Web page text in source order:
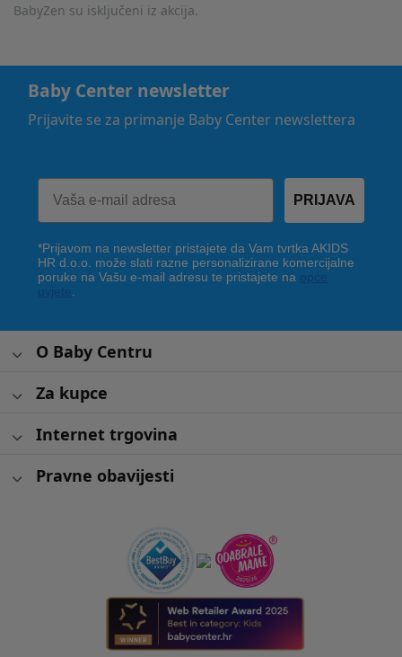
BabyZen su isključeni iz akcija.
Baby Center newsletter
Prijavite se za primanje Baby Center newslettera
PRIJAVA
*Prijavom na newsletter pristajete da Vam tvrtka AKIDS
HR d.o.o. može slati razne personalizirane komercijalne
poruke na Vašu e-mail adresu te pristajete na
O Baby Centru
Za kupce
Internet trgovina
Pravne obavijesti